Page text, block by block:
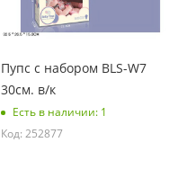
Пупс с набором BLS-W7
30см. в/к
Есть в наличии: 1
Код: 252877